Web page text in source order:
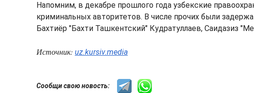
Напомним, в декабре прошлого года узбекские
криминальных авторитетов. В числе прочих были
Бахтиёр "Бахти Ташкентский" Кудратуллаев, Саидазиз
Источник: uz.kursiv.media
Сообщи свою новость: